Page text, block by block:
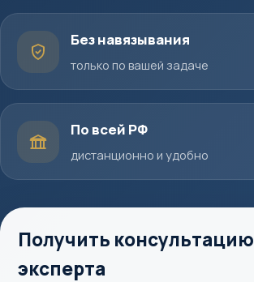
Без навязывания
только по вашей задаче
По всей РФ
дистанционно и удобно
Получить консультацию
эксперта